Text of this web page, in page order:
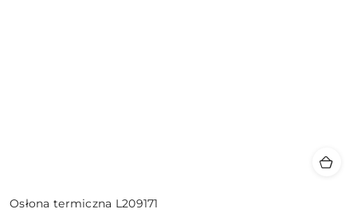
Osłona termiczna L209171